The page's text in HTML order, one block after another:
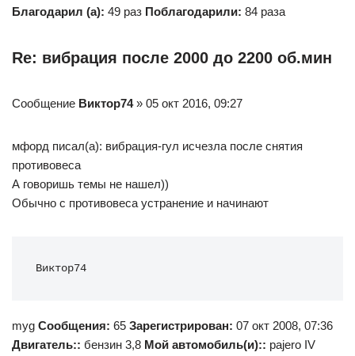
Благодарил (а): 49 раз Поблагодарили: 84 раза
Re: вибрация после 2000 до 2200 об.мин
Сообщение Виктор74» 05 окт 2016, 09:27
мфорд писал(а): вибрация-гул исчезла после снятия
противовеса
А говоришь темы не нашел))
Обычно с противовеса устранение и начинают
Виктор74
myg Сообщения: 65 Зарегистрирован: 07 окт 2008, 07:36
Двигатель:: бензин 3,8 Мой автомобиль(и):: pajero IV